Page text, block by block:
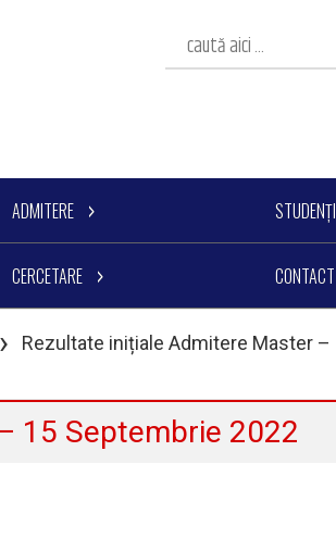
ADMITERE STUDENȚI
CERCETARE CONTACT
›
Rezultate inițiale Admitere Master –
15 Septembrie 2022